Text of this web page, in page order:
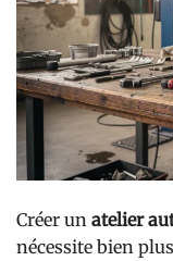
Créer un atelier
nécessite bien